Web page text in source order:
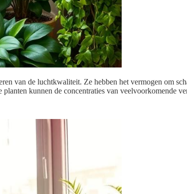
van de luchtkwaliteit. Ze hebben het vermogen om
kunnen de concentraties van veelvoorkomende